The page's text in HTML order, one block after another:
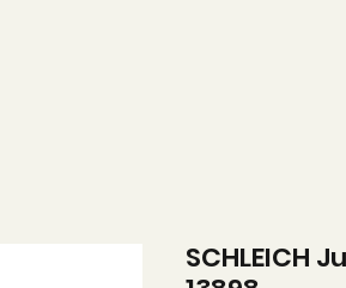
SCHLEICH